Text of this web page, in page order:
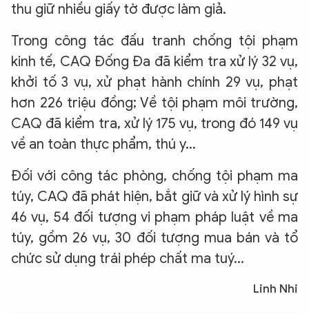
thu giữ nhiều giấy tờ được làm giả.
Trong công tác đấu tranh chống tội phạm
kinh tế, CAQ Đống Đa đã kiểm tra xử lý 32 vụ,
khởi tố 3 vụ, xử phạt hành chính 29 vụ, phạt
hơn 226 triệu đồng; Về tội phạm môi trường,
CAQ đã kiểm tra, xử lý 175 vụ, trong đó 149 vụ
về an toàn thực phẩm, thú y...
Đối với công tác phòng, chống tội phạm ma
túy, CAQ đã phát hiện, bắt giữ và xử lý hình sự
46 vụ, 54 đối tượng vi phạm pháp luật về ma
túy, gồm 26 vụ, 30 đối tượng mua bán và tổ
chức sử dụng trái phép chất ma tuý...
Linh Nhi